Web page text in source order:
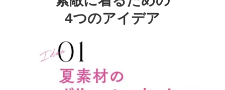
4つのアイデア